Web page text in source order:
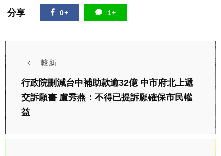
分享 0+ 1+
較新
行政院刪減台中補助款逾32億 中市府北上遞
交訴願書 盧秀燕：不得已提訴願確保市民權
益